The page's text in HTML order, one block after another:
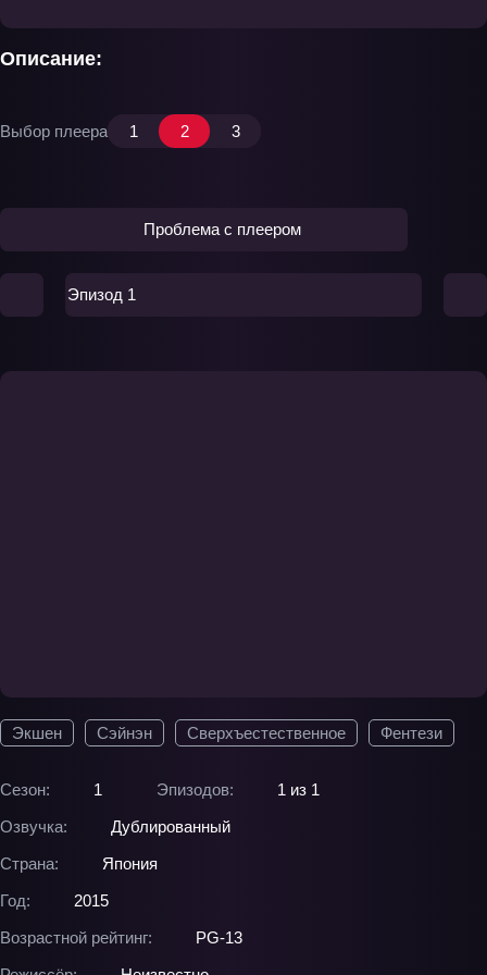
Экшен Сэйнэн Сверхъестественное Фентези
Сезон: 1 Эпизодов:
1 из 1
Озвучка:
Дублированный
Страна:
Япония
Год:
2015
Возрастной рейтинг:
PG-13
Описание:
Выбор плеера 1 2 3
Проблема с плеером
Эпизод 1